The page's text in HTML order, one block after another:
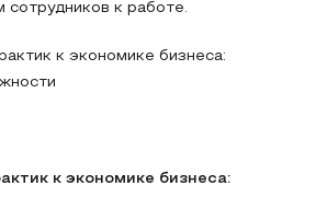
сотрудников к работе.
к экономике бизнеса:
к экономике бизнеса: